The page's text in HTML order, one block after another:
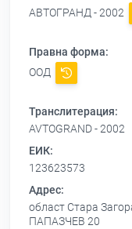
АВТОГРАНД - 2002
Правна форма:
ООД
Транслитерация:
AVTOGRAND - 2002
ЕИК:
123623573
Адрес:
област Стара
ПАПАЗЧЕВ 20